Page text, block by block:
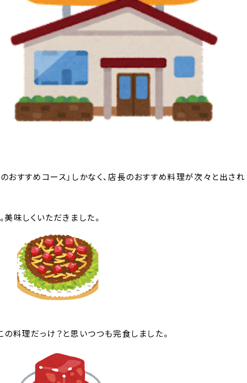
おすすめコース」しかなく、店長のおすすめ料理が次々と出され
美味しくいただきました。
の料理だっけ？と思いつつも完食しました。